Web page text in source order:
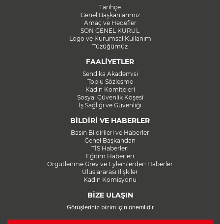
Tarihçe
Genel Başkanlarımız
Amaç ve Hedefler
SON GENEL KURUL
Logo ve Kurumsal Kullanım
Tüzüğümüz
FAALİYETLER
Sendika Akademisi
Toplu Sözleşme
Kadın Komiteleri
Sosyal Güvenlik Köşesi
İş Sağlığı ve Güvenliği
BİLDİRİ VE HABERLER
Basın Bildirileri ve Haberler
Genel Başkandan
TİS Haberleri
Eğitim Haberleri
Örgütlenme Grev ve Eylemlerden Haberler
Uluslararası İlişkiler
Kadın Komisyonu
BİZE ULAŞIN
Görüşleriniz bizim için önemlidir